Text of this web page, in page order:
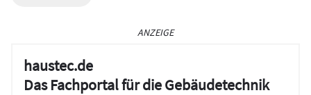
ANZEIGE
haustec.de
Das Fachportal für die Gebäudetechnik